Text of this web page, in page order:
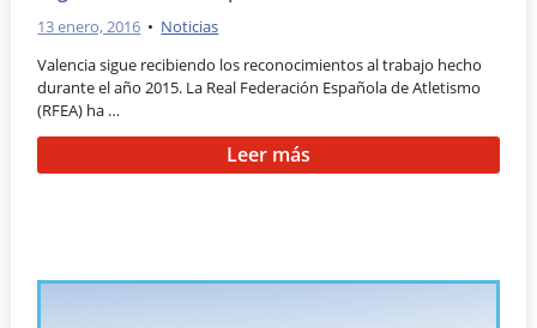
13 enero, 2016 • Noticias
Valencia sigue recibiendo los reconocimientos al trabajo hecho
durante el año 2015. La Real Federación Española de Atletismo
(RFEA) ha …
Leer más